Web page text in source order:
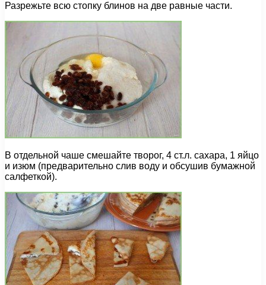
Разрежьте всю стопку блинов на две равные части.
В отдельной чаше смешайте творог, 4 ст.л. сахара, 1 яйцо
и изюм (предварительно слив воду и обсушив бумажной
салфеткой).